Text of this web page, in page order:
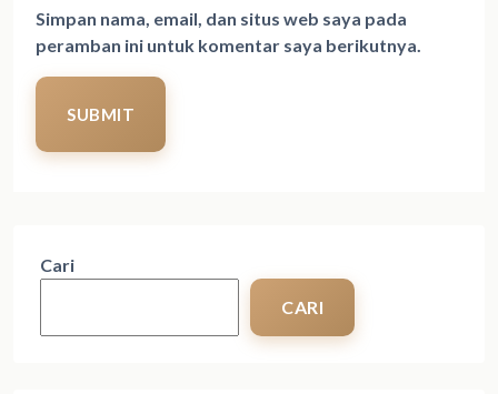
Simpan nama, email, dan situs web saya pada
peramban ini untuk komentar saya berikutnya.
SUBMIT
Cari
CARI